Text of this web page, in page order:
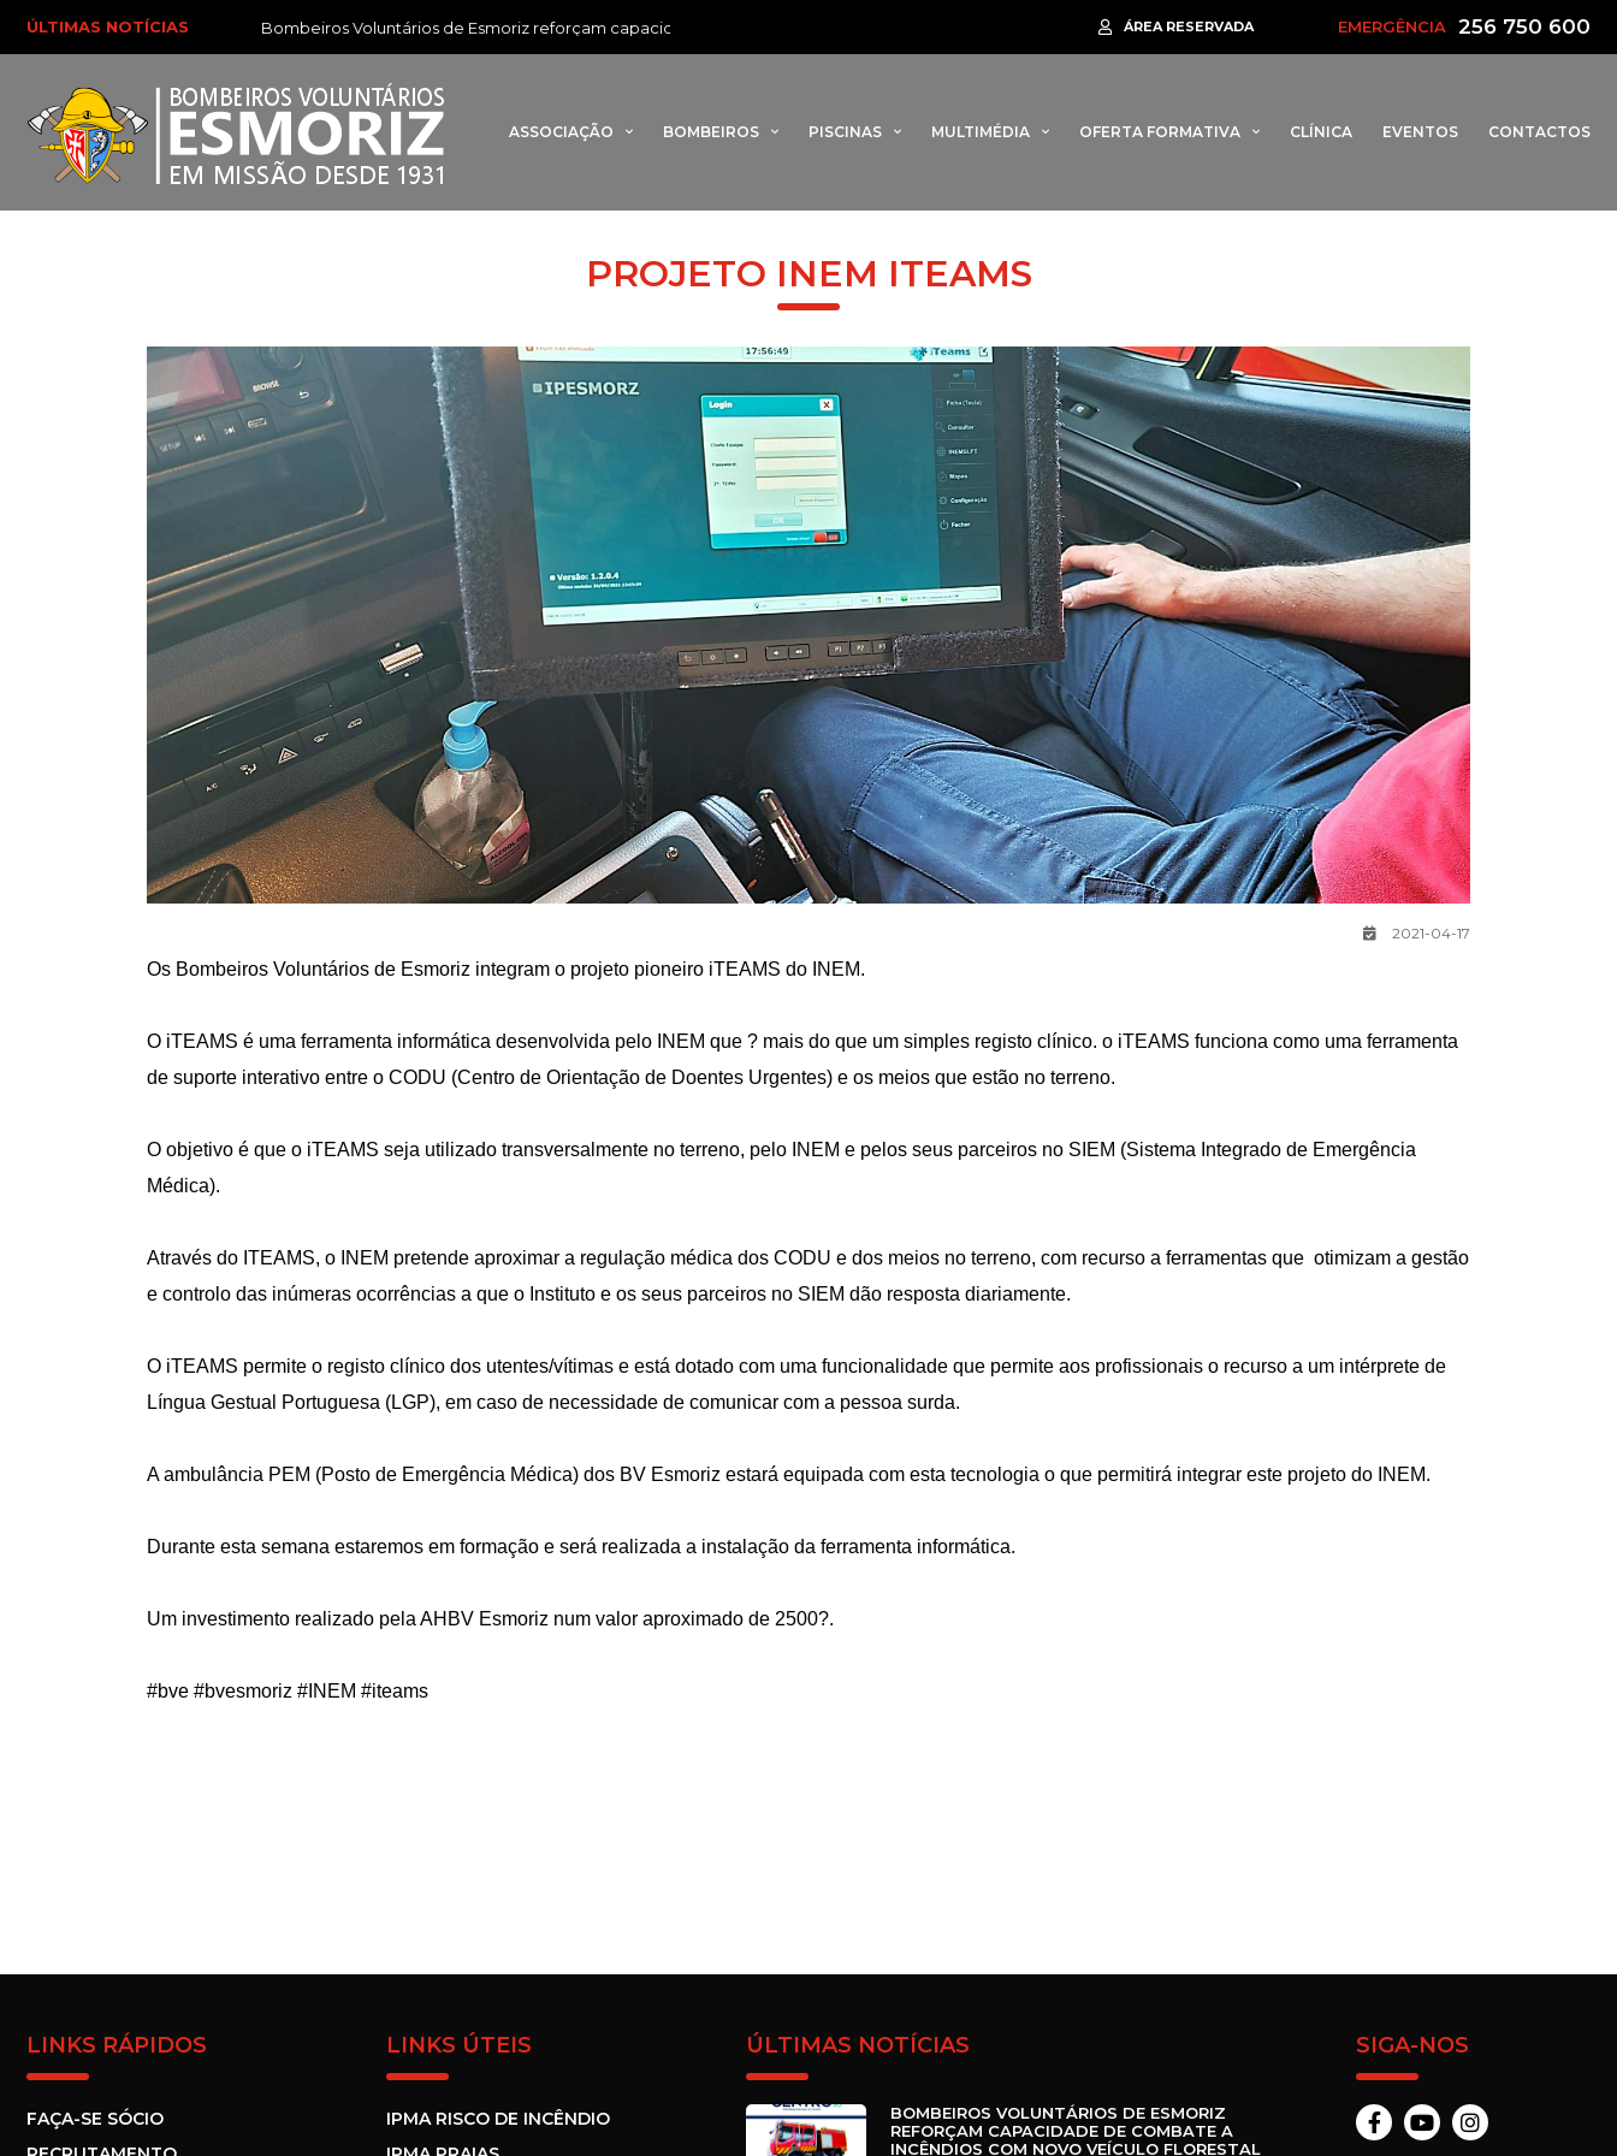
ÚLTIMAS NOTÍCIAS Bombeiros Voluntários de Esmoriz reforçam capacidade de combate a incêndios com novo veículo florestal Rotta da Barrinha regressa em 2026 para assinalar 95 anos dos
ÁREA RESERVADA EMERGÊNCIA 256 750 600
ASSOCIAÇÃO BOMBEIROS PISCINAS MULTIMÉDIA OFERTA FORMATIVA CLÍNICA EVENTOS CONTACTOS
PROJETO INEM ITEAMS
2021-04-17
Os Bombeiros Voluntários de Esmoriz integram o projeto pioneiro iTEAMS do INEM.
O iTEAMS é uma ferramenta informática desenvolvida pelo INEM que ? mais do que um simples registo clínico. o iTEAMS funciona como uma ferramenta
de suporte interativo entre o CODU (Centro de Orientação de Doentes Urgentes) e os meios que estão no terreno.
O objetivo é que o iTEAMS seja utilizado transversalmente no terreno, pelo INEM e pelos seus parceiros no SIEM (Sistema Integrado de Emergência
Médica).
Através do ITEAMS, o INEM pretende aproximar a regulação médica dos CODU e dos meios no terreno, com recurso a ferramentas que otimizam a gestão
e controlo das inúmeras ocorrências a que o Instituto e os seus parceiros no SIEM dão resposta diariamente.
O iTEAMS permite o registo clínico dos utentes/vítimas e está dotado com uma funcionalidade que permite aos profissionais o recurso a um intérprete de
Língua Gestual Portuguesa (LGP), em caso de necessidade de comunicar com a pessoa surda.
A ambulância PEM (Posto de Emergência Médica) dos BV Esmoriz estará equipada com esta tecnologia o que permitirá integrar este projeto do INEM.
Durante esta semana estaremos em formação e será realizada a instalação da ferramenta informática.
Um investimento realizado pela AHBV Esmoriz num valor aproximado de 2500?.
#bve #bvesmoriz #INEM #iteams
LINKS RÁPIDOS
FAÇA-SE SÓCIO
LINKS ÚTEIS
IPMA RISCO DE INCÊNDIO
ÚLTIMAS NOTÍCIAS
BOMBEIROS VOLUNTÁRIOS DE ESMORIZ
REFORÇAM CAPACIDADE DE COMBATE A
INCÊNDIOS COM NOVO VEÍCULO FLORESTAL
SIGA-NOS